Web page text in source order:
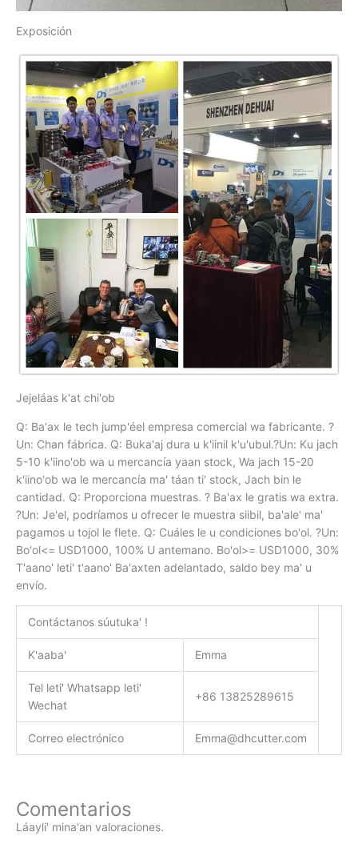
Exposición
Jejeláas k'at chi'ob
Q: Ba'ax le tech jump'éel empresa comercial wa fabricante. ?
Un: Chan fábrica. Q: Buka'aj dura u k'iinil k'u'ubul.?Un: Ku jach
5-10 k'iino'ob wa u mercancía yaan stock, Wa jach 15-20
k'iino'ob wa le mercancía ma' táan ti' stock, Jach bin le
cantidad. Q: Proporciona muestras. ? Ba'ax le gratis wa extra.
?Un: Je'el, podríamos u ofrecer le muestra siibil, ba'ale' ma'
pagamos u tojol le flete. Q: Cuáles le u condiciones bo'ol. ?Un:
Bo'ol<= USD1000, 100% U antemano. Bo'ol>= USD1000, 30%
T'aano' leti' t'aano' Ba'axten adelantado, saldo bey ma' u
envío.
Contáctanos súutuka' !
K'aaba' Emma
Tel leti' Whatsapp leti'
Wechat
+86 13825289615
Correo electrónico Emma@dhcutter.com
Comentarios
Láayli' mina'an valoraciones.